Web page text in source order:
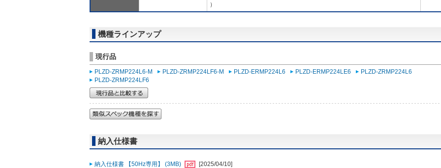
）
機種ラインアップ
現行品
PLZD-ZRMP224L6-M PLZD-ZRMP224LF6-M PLZD-ERMP224L6 PLZD-ERMP224LE6
PLZD-ZRMP224L6
PLZD-ZRMP224LF6
納入仕様書
納入仕様書 【50Hz専用】 (3MB)
[2025/04/10]